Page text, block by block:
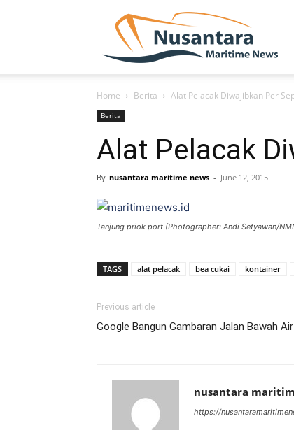
Home Berita Alat Pelacak Diwajibkan Per
Berita
Alat Pelacak
By nusantara maritime news - June 12, 2015
Tanjung priok port (Photographer: Andi Setyawan/
TAGS alat pelacak bea cukai kontainer
Previous article
Google Bangun Gambaran Jalan Bawah Air
nusantara
https://